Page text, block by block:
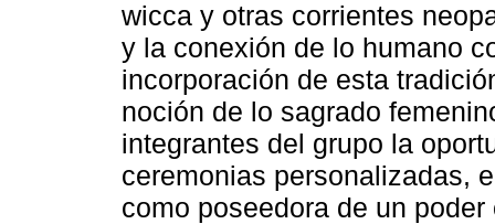
wicca y otras corrientes
y la conexión de lo humano
incorporación de esta
noción de lo sagrado
integrantes del grupo la
ceremonias personalizadas,
como poseedora de un